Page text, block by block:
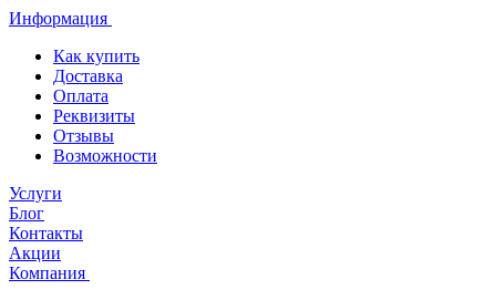
Информация
Как купить
Доставка
Оплата
Реквизиты
Отзывы
Возможности
Услуги
Блог
Контакты
Акции
Компания